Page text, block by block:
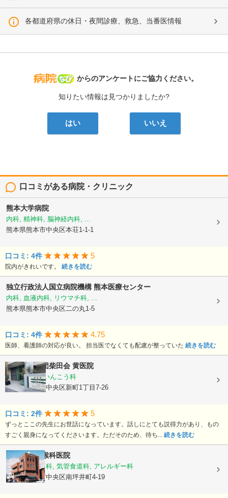
各都道府県の休日・夜間診療、救急、当番医情報
病院なび
からのアンケートにご協力ください。
知りたい情報は見つかりましたか?
はい いいえ
口コミがある病院・クリニック
熊本大学病院
内科, 精神科, 脳神経内科, ...
熊本県熊本市中央区本荘1-1-1
口コミ: 4件 5
院内がきれいです。 続きを読む
独立行政法人国立病院機構熊本医療センター
内科, 血液内科, リウマチ科, ...
熊本県熊本市中央区二の丸1-5
口コミ: 4件 4.75
医師、看護師の対応が良い。 担当医でなくても配慮が整っていた 続きを読む
医療法人社団柴田会 黄医院
皮膚科, 耳鼻いんこう科
熊本県熊本市中央区新町1丁目7-26
口コミ: 2件 5
ずっとここの先生にお世話になっています。話しにとても説得力があり、もの
すごく親身になってくださいます。ただそのため、待ち... 続きを読む
熊谷耳鼻咽喉科医院
耳鼻いんこう科, 気管食道科, アレルギー科
熊本県熊本市中央区南坪井町4-19